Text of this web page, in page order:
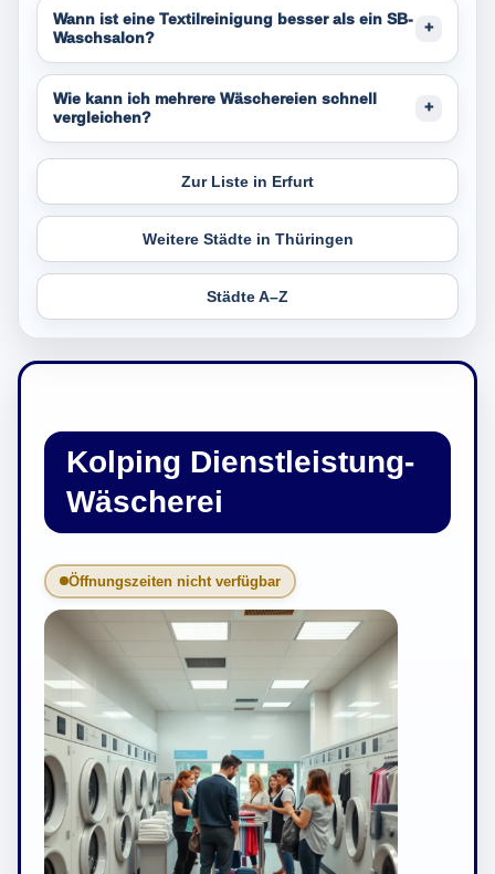
Wann ist eine Textilreinigung besser als ein SB-
Waschsalon?
Wie kann ich mehrere Wäschereien schnell
vergleichen?
Zur Liste in Erfurt
Weitere Städte in Thüringen
Städte A–Z
Kolping Dienstleistung-
Wäscherei
Öffnungszeiten nicht verfügbar